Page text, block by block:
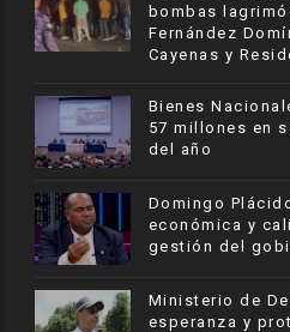
bombas
Fernández
Cayenas y
Bienes
57 millones en
del año
​Domingo
económica y
gestión del
Ministerio de
esperanza y